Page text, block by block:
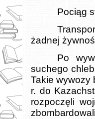
Pociąg
żadnej
Po
suchego
Takie wywozy
r. do
rozpoczęli